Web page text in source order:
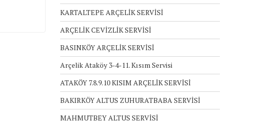
KARTALTEPE ARÇELİK SERVİSİ
ARÇELİK CEVİZLİK SERVİSİ
BASINKÖY ARÇELİK SERVİSİ
Arçelik Ataköy 3-4-11. Kısım Servisi
ATAKÖY 7.8.9.10 KISIM ARÇELİK SERVİSİ
BAKIRKÖY ALTUS ZUHURATBABA SERVİSİ
MAHMUTBEY ALTUS SERVİSİ